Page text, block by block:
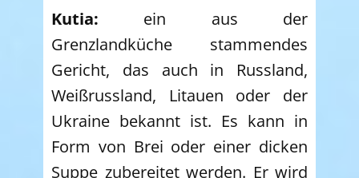
Kutia: ein aus der
Grenzlandküche stammendes
Gericht, das auch in Russland,
Weißrussland, Litauen oder der
Ukraine bekannt ist. Es kann in
Form von Brei oder einer dicken
Suppe zubereitet werden. Er wird